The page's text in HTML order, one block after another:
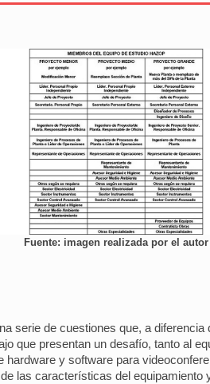
Fuente: imagen realizada por el autor
serie de cuestiones que, a
que presentan un desafío, tanto al
y software para
las características del equipamiento